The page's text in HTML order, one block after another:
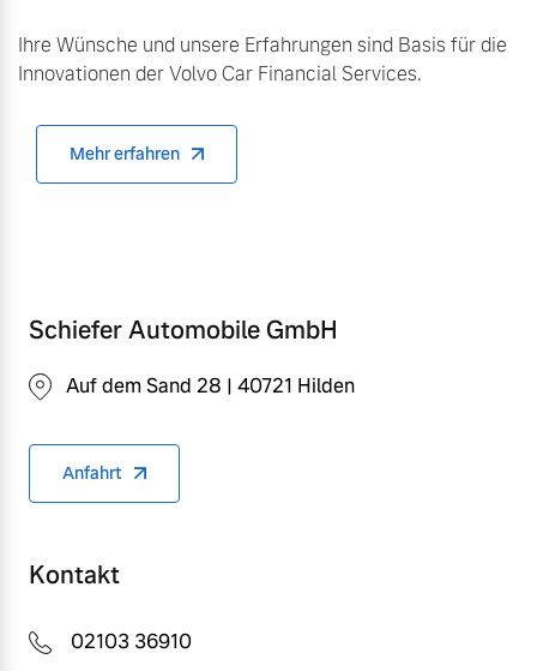
Ihre Wünsche und unsere Erfahrungen sind Basis für die
Innovationen der Volvo Car Financial Services.
Mehr erfahren
Schiefer Automobile GmbH
Auf dem Sand 28 | 40721 Hilden
Anfahrt
Kontakt
02103 36910